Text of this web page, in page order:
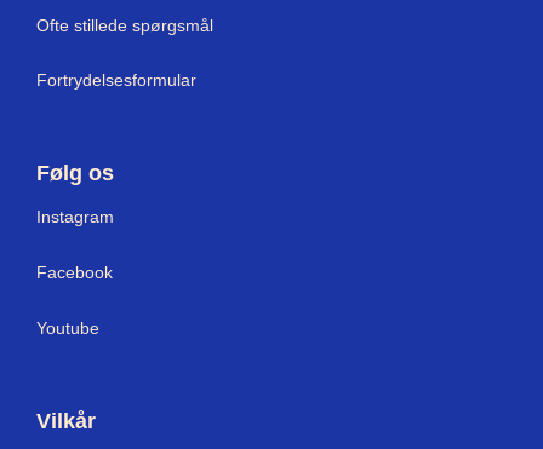
Ofte stillede spørgsmål
Fortrydelsesformular
Følg os
Instagram
Facebook
Youtube
Vilkår